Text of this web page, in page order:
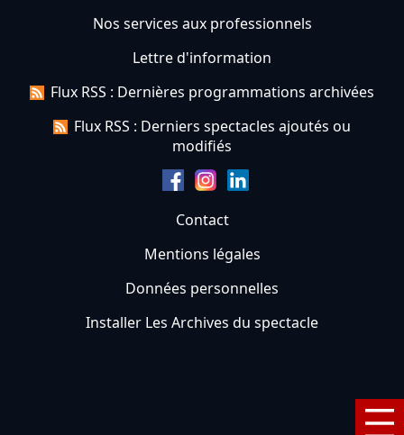
Nos services aux professionnels
Lettre d'information
Flux RSS : Dernières programmations archivées
Flux RSS : Derniers spectacles ajoutés ou
modifiés
Contact
Mentions légales
Données personnelles
Installer Les Archives du spectacle